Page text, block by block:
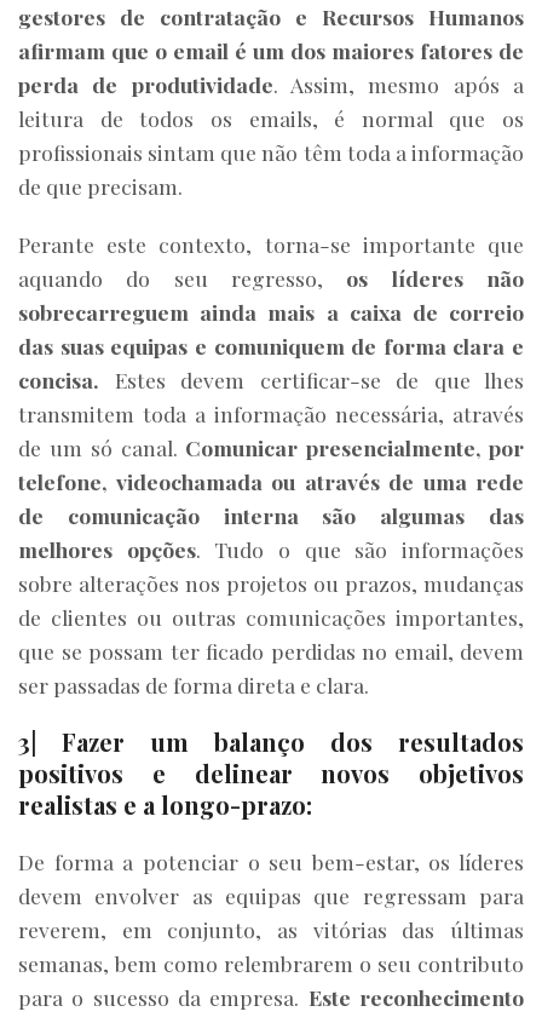
gestores de contratação e Recursos Humanos
afirmam que o email é um dos maiores fatores de
perda de produtividade. Assim, mesmo após a
leitura de todos os emails, é normal que os
profissionais sintam que não têm toda a informação
de que precisam.
Perante este contexto, torna-se importante que
aquando do seu regresso, os líderes não
sobrecarreguem ainda mais a caixa de correio
das suas equipas e comuniquem de forma clara e
concisa. Estes devem certificar-se de que lhes
transmitem toda a informação necessária, através
de um só canal. Comunicar presencialmente, por
telefone, videochamada ou através de uma rede
de comunicação interna são algumas das
melhores opções. Tudo o que são informações
sobre alterações nos projetos ou prazos, mudanças
de clientes ou outras comunicações importantes,
que se possam ter ficado perdidas no email, devem
ser passadas de forma direta e clara.
3| Fazer um balanço dos resultados
positivos e delinear novos objetivos
realistas e a longo-prazo:
De forma a potenciar o seu bem-estar, os líderes
devem envolver as equipas que regressam para
reverem, em conjunto, as vitórias das últimas
semanas, bem como relembrarem o seu contributo
para o sucesso da empresa. Este reconhecimento